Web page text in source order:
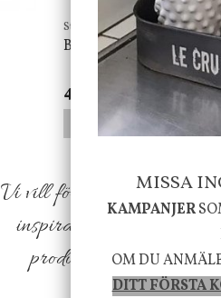
Star Trading
Bordslampa
499 kr
INFO KÖP
Vi vill förmedla känsla,
inspiration från naturen
produkter som ökar
MISSA
KAMPANJER
OM DU
DITT FÖRSTA